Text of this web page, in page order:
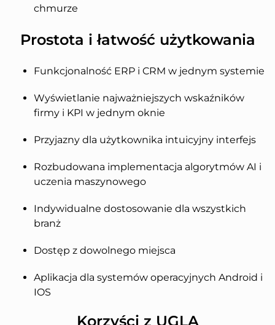
chmurze
Prostota i łatwość użytkowania
Funkcjonalność ERP i CRM w jednym systemie
Wyświetlanie najważniejszych wskaźników
firmy i KPI w jednym oknie
Przyjazny dla użytkownika intuicyjny interfejs
Rozbudowana implementacja algorytmów AI i
uczenia maszynowego
Indywidualne dostosowanie dla wszystkich
branż
Dostęp z dowolnego miejsca
Aplikacja dla systemów operacyjnych Android i
IOS
Korzyści z UGLA